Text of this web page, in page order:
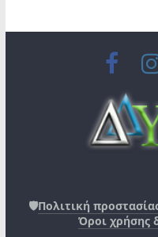
🛡️Πολιτική
Όροι χρήσης